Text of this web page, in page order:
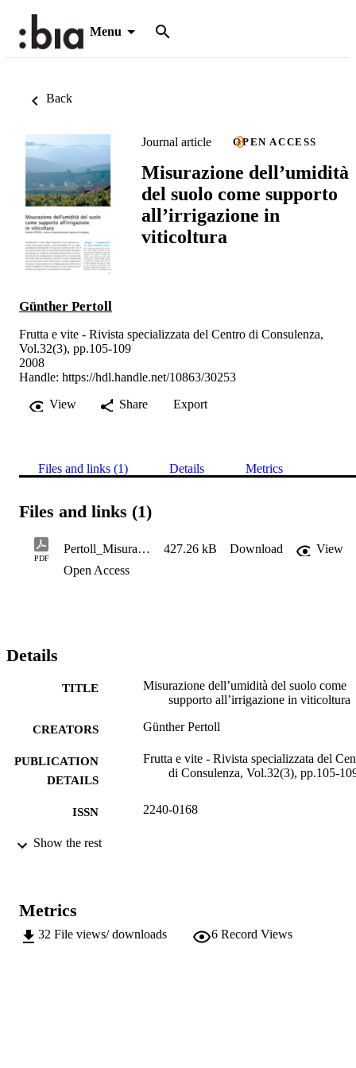
Menu
Back
Journal article OPEN ACCESS
Misurazione dell’umidità
del suolo come supporto
all’irrigazione in
viticoltura
Günther Pertoll
Frutta e vite - Rivista specializzata del Centro di Consulenza,
Vol.32(3), pp.105-109
2008
Handle: https://hdl.handle.net/10863/30253
View
Share Export
Files and links (1) Details Metrics
Files and links (1)
PDF
Pertoll_Misurazione dell umidità del suolo come supporto all irrigazione in viticoltura 427.26 kB Download
View
Open Access
Details
TITLE
Misurazione dell’umidità del suolo come
supporto all’irrigazione in viticoltura
CREATORS Günther Pertoll
PUBLICATION
DETAILS
Frutta e vite - Rivista specializzata del
di Consulenza, Vol.32(3), pp.105-
ISSN 2240-0168
IDENTIFIERS
LANGUAGE
Show the rest
Metrics
32 File views/ downloads 6 Record Views